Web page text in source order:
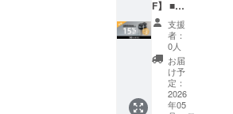
出荷時
期が遅
れる場
合がご
ざいま
す。
込） ※
送料無
料で
す。 ※
ご注文
状況、
使用部
材の供
給状
F】 ■リ
ターン
内容 ・
CanHol
der ×２
セット
■価格
本体価
支援
者：
0人
お届
け予
定：
2026
年05